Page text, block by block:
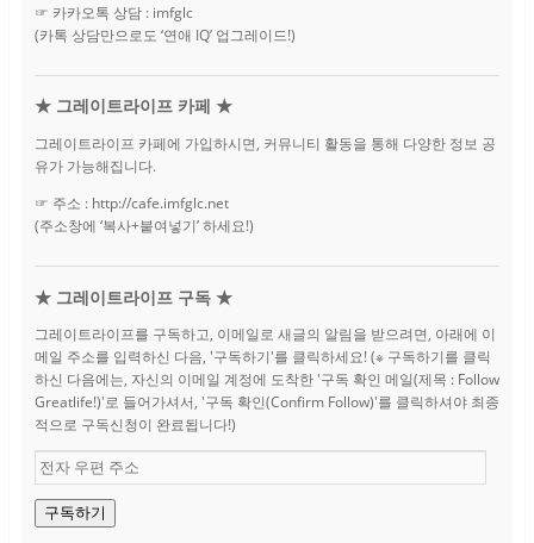
☞ 카카오톡 상담 : imfglc
(카톡 상담만으로도 ‘연애 IQ’ 업그레이드!)
★ 그레이트라이프 카페 ★
그레이트라이프 카페에 가입하시면, 커뮤니티 활동을 통해 다양한 정보 공
유가 가능해집니다.
☞ 주소 : http://cafe.imfglc.net
(주소창에 ‘복사+붙여넣기’ 하세요!)
★ 그레이트라이프 구독 ★
그레이트라이프를 구독하고, 이메일로 새글의 알림을 받으려면, 아래에 이
메일 주소를 입력하신 다음, '구독하기'를 클릭하세요! (※ 구독하기를 클릭
하신 다음에는, 자신의 이메일 계정에 도착한 '구독 확인 메일(제목 : Follow
Greatlife!)'로 들어가셔서, '구독 확인(Confirm Follow)'를 클릭하셔야 최종
적으로 구독신청이 완료됩니다!)
전
자
우
편
구독하기